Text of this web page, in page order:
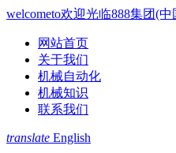
welcometo欢迎光临888集团(中
网站首页
关于我们
机械自动化
机械知识
联系我们
translate English